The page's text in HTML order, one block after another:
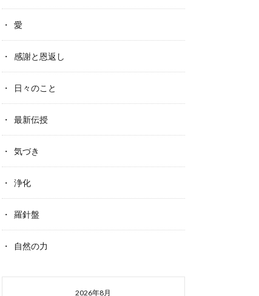
愛
感謝と恩返し
日々のこと
最新伝授
気づき
浄化
羅針盤
自然の力
2026年8月